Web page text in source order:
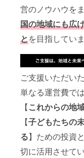
営のノウハウをま
国の地域にも広
とを目指していま
ご支援いただい
単なる運営費では
【これからの地
【子どもたちの
る】ための投資
切に活用させて